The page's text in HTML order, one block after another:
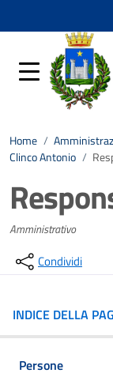
Home /
Clinco Antonio /
Amministrativo
Condividi
INDICE DELLA
Persone